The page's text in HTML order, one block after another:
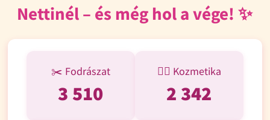
Nettinél – és még hol a vége! ✨
✂️ Fodrászat
3 510
💆‍♀️ Kozmetika
2 342